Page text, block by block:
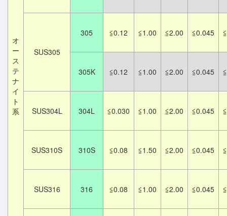
オ
ー
ス
テ
ナ
イ
ト
系
SUS305
305 ≦0.12 ≦1.00 ≦2.00 ≦0.045
305K ≦0.12 ≦1.00 ≦2.00 ≦0.045
SUS304L 304L ≦0.030 ≦1.00 ≦2.00 ≦0.045
SUS310S 310S ≦0.08 ≦1.50 ≦2.00 ≦0.045
SUS316 316 ≦0.08 ≦1.00 ≦2.00 ≦0.045